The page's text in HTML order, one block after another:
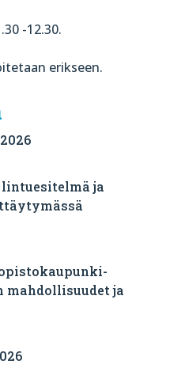
-12.30.
erikseen.
ja
ja